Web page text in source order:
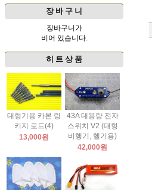
장 바 구 니
장바구니가
비어 있습니다.
히 트 상 품
대형기용 카본 링
키지 로드(4)
13,000원
43A 대용량 전자
스위치 V2 (대형
비행기, 헬기용)
42,000원